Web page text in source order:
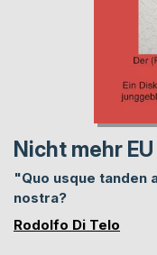
Nicht mehr
"Quo usque tanden
nostra?
Rodolfo Di Telo